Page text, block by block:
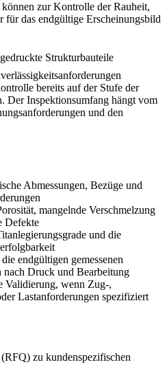
zur Kontrolle der Rauheit,
für das endgültige Erscheinungsbild
Strukturbauteile
bereits auf der Stufe der
Der Inspektionsumfang hängt vom
und den
Abmessungen, Bezüge und
mangelnde Verschmelzung
Defekte
und die
endgültigen gemessenen
nach Druck und Bearbeitung
Validierung, wenn Zug-,
Lastanforderungen spezifiziert
zu kundenspezifischen